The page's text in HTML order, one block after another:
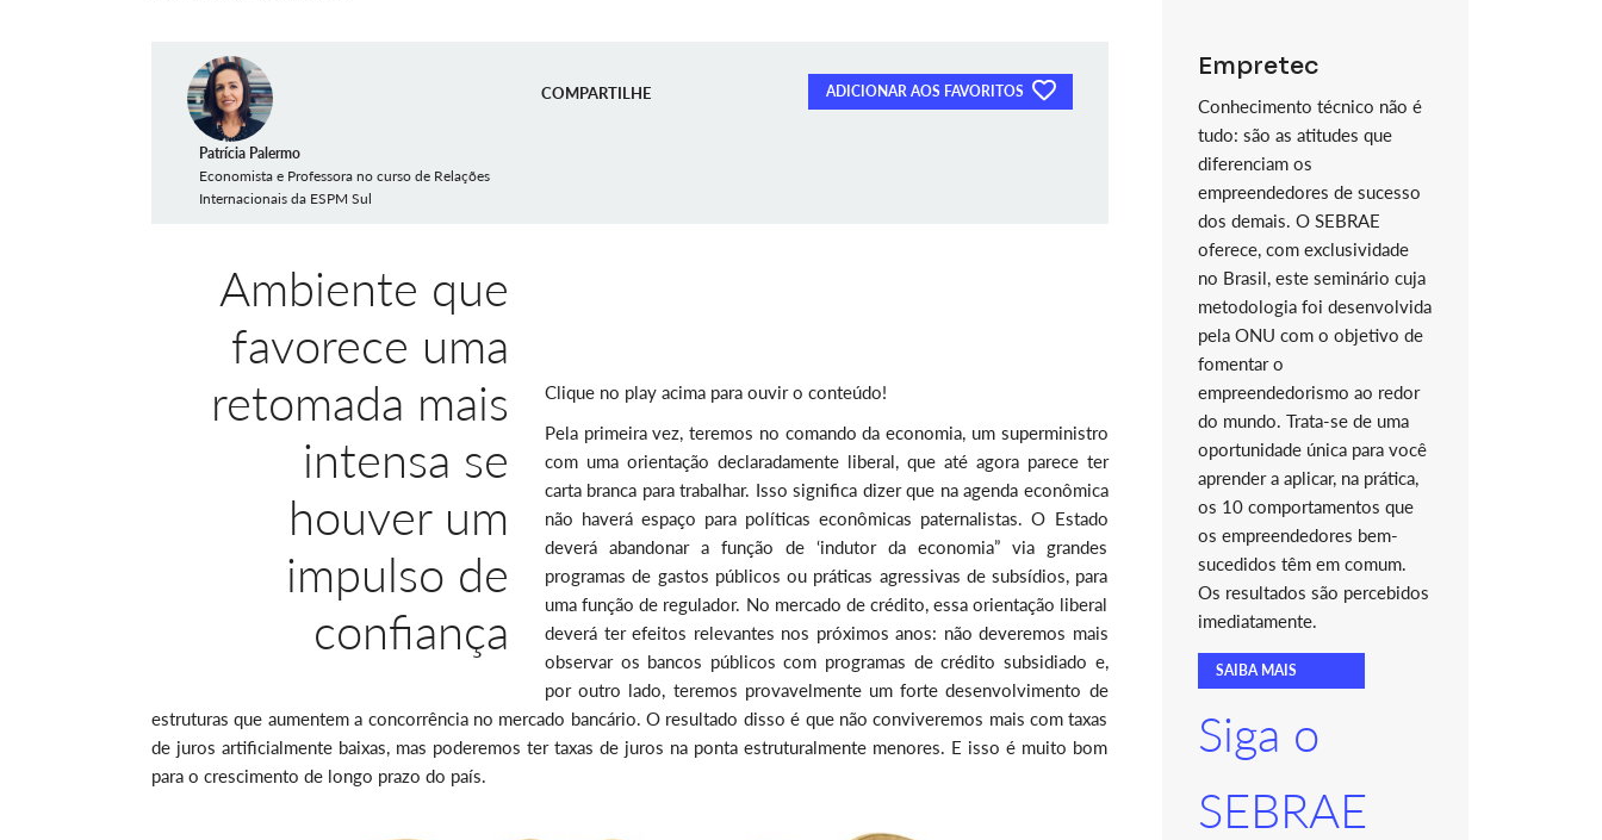
Patrícia Palermo
Economista e Professora no curso de Relações
Internacionais da ESPM Sul
COMPARTILHE ADICIONAR AOS FAVORITOS
Ambiente que
favorece uma
retomada mais
intensa se
houver um
impulso de
confiança
Clique no play acima para ouvir o conteúdo!
Pela primeira vez, teremos no comando da economia, um superministro
com uma orientação declaradamente liberal, que até agora parece ter
carta branca para trabalhar. Isso significa dizer que na agenda econômica
não haverá espaço para políticas econômicas paternalistas. O Estado
deverá abandonar a função de ‘indutor da economia” via grandes
programas de gastos públicos ou práticas agressivas de subsídios, para
uma função de regulador. No mercado de crédito, essa orientação liberal
deverá ter efeitos relevantes nos próximos anos: não deveremos mais
observar os bancos públicos com programas de crédito subsidiado e,
por outro lado, teremos provavelmente um forte desenvolvimento de
estruturas que aumentem a concorrência no mercado bancário. O resultado disso é que não conviveremos mais com taxas
de juros artificialmente baixas, mas poderemos ter taxas de juros na ponta estruturalmente menores. E isso é muito bom
para o crescimento de longo prazo do país.
Empretec
Conhecimento técnico não é
tudo: são as atitudes que
diferenciam os
empreendedores de sucesso
dos demais. O SEBRAE
oferece, com exclusividade
no Brasil, este seminário cuja
metodologia foi desenvolvida
pela ONU com o objetivo de
fomentar o
empreendedorismo ao redor
do mundo. Trata-se de uma
oportunidade única para você
aprender a aplicar, na prática,
os 10 comportamentos que
os empreendedores bem-
sucedidos têm em comum.
Os resultados são percebidos
imediatamente.
SAIBA MAIS
Siga o
SEBRAE